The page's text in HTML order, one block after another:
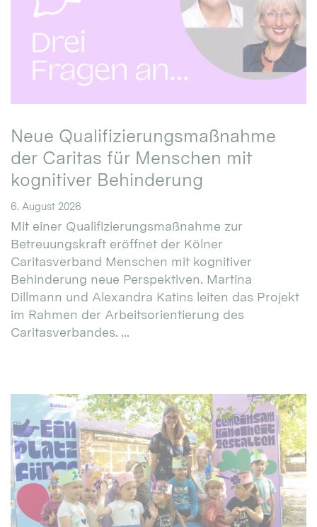
Neue Qualifizierungsmaßnahme
der Caritas für Menschen mit
kognitiver Behinderung
6. August 2026
Mit einer Qualifizierungsmaßnahme zur
Betreuungskraft eröffnet der Kölner
Caritasverband Menschen mit kognitiver
Behinderung neue Perspektiven. Martina
Dillmann und Alexandra Katins leiten das Projekt
im Rahmen der Arbeitsorientierung des
Caritasverbandes. ...